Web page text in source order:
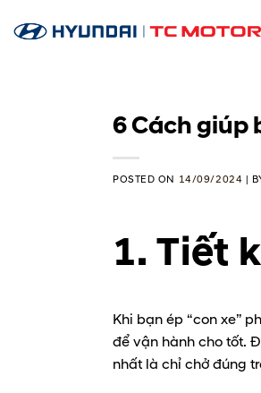
6 Cách giúp
POSTED ON 14/09/2024
1. Tiết
Khi bạn ép “con xe”
để vận hành cho tốt.
nhất là chỉ chở đúng